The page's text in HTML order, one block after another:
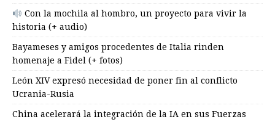
Con la mochila al hombro, un proyecto para vivir la
historia (+ audio)
Bayameses y amigos procedentes de Italia rinden
homenaje a Fidel (+ fotos)
León XIV expresó necesidad de poner fin al conflicto
Ucrania-Rusia
China acelerará la integración de la IA en sus Fuerzas